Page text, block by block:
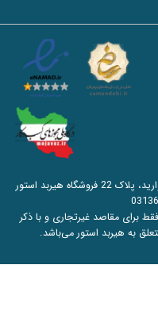
آدرس: اصفهان، سپاهان شهر، بلوار غدیر، پاساژ مروارید، پلاک 22 فروشگاه هیربد استور
برای مقاصد غیرتجاری و با ذکر
به هیربد استور می‌باشد.​​​​​​​